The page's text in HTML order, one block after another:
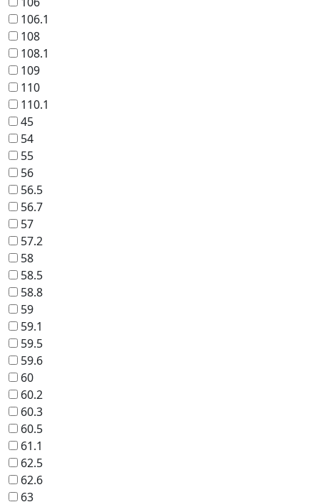
106.1
108
108.1
109
110
110.1
45
54
55
56
56.5
56.7
57
57.2
58
58.5
58.8
59
59.1
59.5
59.6
60
60.2
60.3
60.5
61.1
62.5
62.6
63